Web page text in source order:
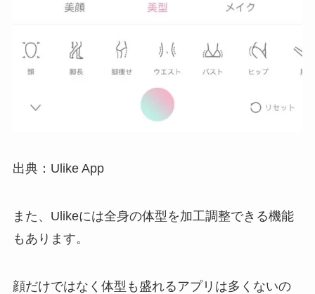
出典：Ulike App
また、Ulikeには全身の体型を加工調整できる機能
もあります。
顔だけではなく体型も盛れるアプリは多くないの